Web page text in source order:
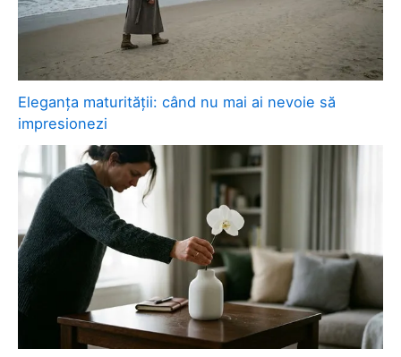
Eleganța maturității: când nu mai ai nevoie să
impresionezi